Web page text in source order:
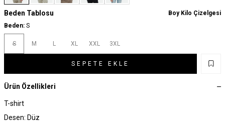
Beden Tablosu
Boy Kilo Çizelgesi
Beden: S
S M L XL XXL 3XL
SEPETE EKLE
Ürün Özellikleri
T-shirt
Desen: Düz